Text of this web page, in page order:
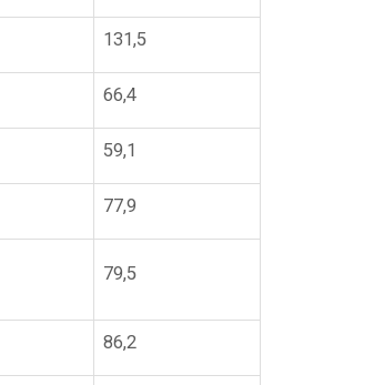
131,5
66,4
59,1
77,9
79,5
86,2